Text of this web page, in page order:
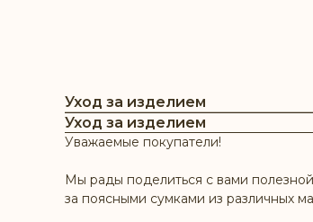
Уход за изделием
Уход за изделием
Уважаемые покупатели!
Мы рады поделиться с вами
за поясными сумками из различных